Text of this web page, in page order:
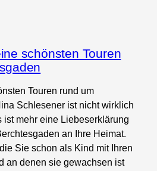
schönsten Touren
Touren rund um
Schlesener ist nicht wirklich
ist mehr eine Liebeserklärung
an Ihre Heimat.
Sie schon als Kind mit Ihren
an denen sie gewachsen ist